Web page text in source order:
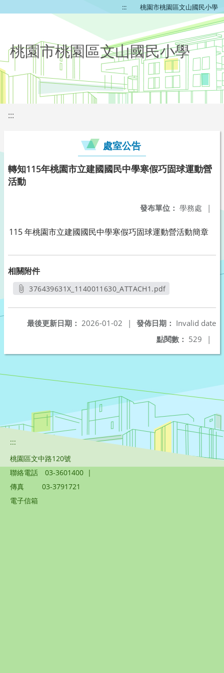
::: 桃園市桃園區文山國民小學
桃園市桃園區文山國民小學
:::
處室公告
轉知115年桃園市立建國國民中學寒假巧固球運動營
活動
發布單位： 學務處 |
115 年桃園市立建國國民中學寒假巧固球運動營活動簡章
相關附件
376439631X_1140011630_ATTACH1.pdf
發佈日期： Invalid date
最後更新日期： 2026-01-02
|
點閱數： 529 |
:::
桃園區文中路120號
聯絡電話
03-3601400 |
傳真
03-3791721
電子信箱